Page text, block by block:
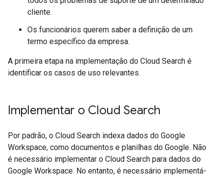
cliente.
Os funcionários querem saber a definição de um
termo específico da empresa.
A primeira etapa na implementação do Cloud Search é
identificar os casos de uso relevantes.
Implementar o Cloud Search
Por padrão, o Cloud Search indexa dados do Google
Workspace, como documentos e planilhas do Google. Não
é necessário implementar o Cloud Search para dados do
Google Workspace. No entanto, é necessário implementá-